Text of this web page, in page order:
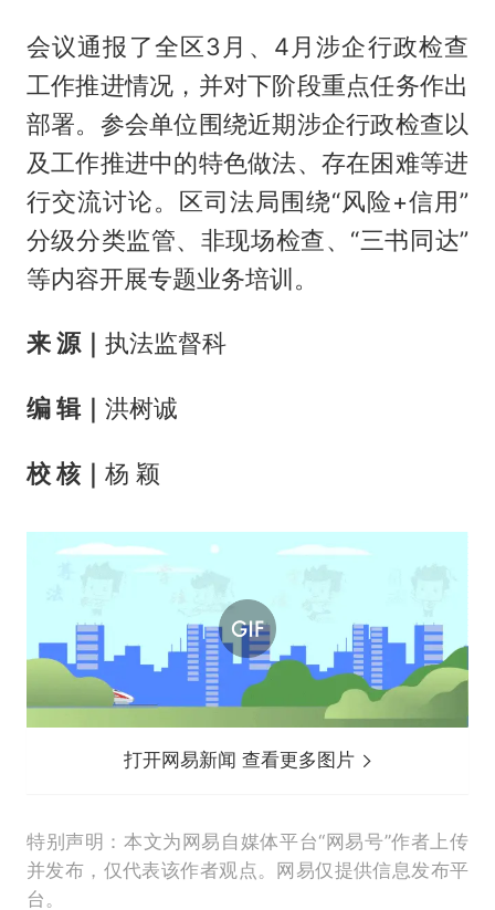
会议通报了全区3月、4月涉企行政检查
工作推进情况，并对下阶段重点任务作出
部署。参会单位围绕近期涉企行政检查以
及工作推进中的特色做法、存在困难等进
行交流讨论。区司法局围绕“风险+信用”
分级分类监管、非现场检查、“三书同达”
等内容开展专题业务培训。
来 源｜ 执法监督科
编 辑｜ 洪树诚
校 核｜ 杨 颖
打开网易新闻 查看更多图片
特别声明：本文为网易自媒体平台“网易号”作者上传
并发布，仅代表该作者观点。网易仅提供信息发布平
台。